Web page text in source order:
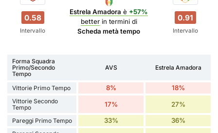
0.58
Intervallo
Estrela Amadora è +57%
betterin termini di
Scheda metà tempo
0.91
Intervallo
Forma Squadra
Primo/Secondo
Tempo
AVS Estrela Amadora
Vittorie Primo Tempo 8% 18%
Vittorie Secondo
Tempo
17% 27%
Pareggi Primo Tempo 33% 36%